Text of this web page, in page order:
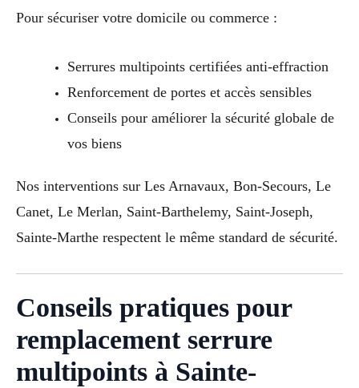
Pour sécuriser votre domicile ou commerce :
Serrures multipoints certifiées anti-effraction
Renforcement de portes et accès sensibles
Conseils pour améliorer la sécurité globale de
vos biens
Nos interventions sur Les Arnavaux, Bon-Secours, Le
Canet, Le Merlan, Saint-Barthelemy, Saint-Joseph,
Sainte-Marthe respectent le même standard de sécurité.
Conseils pratiques pour
remplacement serrure
multipoints à Sainte-